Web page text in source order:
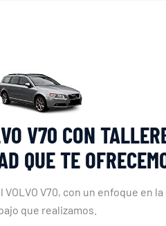
V70 CON
QUE TE
V70, con un enfoque en
que realizamos.